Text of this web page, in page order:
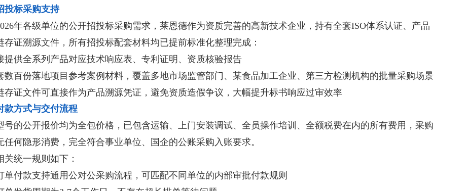
投标采购支持
年各级单位的公开招投标采购需求，莱恩德作为资质完善的高新技术企业，持有全套ISO体系认证、产品
存证溯源文件，所有招投标配套材料均已提前标准化整理完成：
提供全系列产品对应技术响应表、专利证明、资质核验报告
数百份落地项目参考案例材料，覆盖多地市场监管部门、某食品加工企业、第三方检测机构的批量采购场景
存证文件可直接作为产品溯源凭证，避免资质造假争议，大幅提升标书响应过审效率
款方式与交付流程
号的公开报价均为全包价格，已包含运输、上门安装调试、全员操作培训、全额税费在内的所有费用，采购
任何隐形消费，完全符合事业单位、国企的公账采购入账要求。
关统一规则如下：
单付款支持通用公对公采购流程，可匹配不同单位的内部审批付款规则